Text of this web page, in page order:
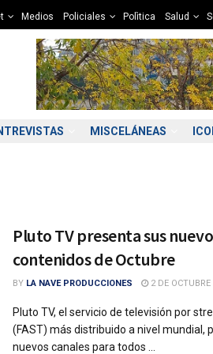
Medios Policiales Polìtica Salud
MISCELÁNEAS
Pluto TV presenta sus
contenidos de Octubre
BY LA NAVE PRODUCCIONES 2 DE OCTUBRE
Pluto TV, el servicio de televisión por
(FAST) más distribuido a nivel mundial,
nuevos canales para todos ...